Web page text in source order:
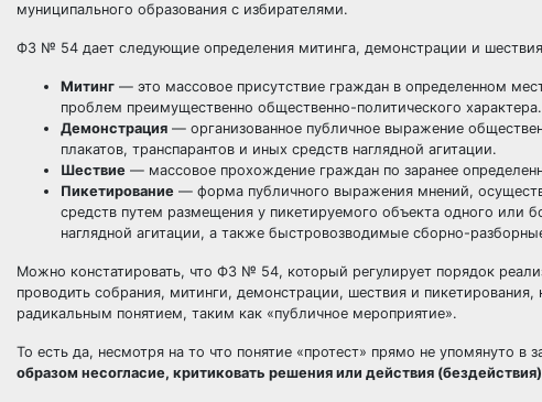
муниципального образования с избирателями.
ФЗ № 54 дает следующие определения митинга, демонстрации и
Митинг — это массовое присутствие граждан в определенном
проблем преимущественно общественно-политического характера.
Демонстрация — организованное публичное выражение
плакатов, транспарантов и иных средств наглядной агитации.
Шествие — массовое прохождение граждан по заранее
Пикетирование — форма публичного выражения мнений,
средств путем размещения у пикетируемого объекта одного или
наглядной агитации, а также быстровозводимые сборно-
Можно констатировать, что ФЗ № 54, который регулирует порядок
проводить собрания, митинги, демонстрации, шествия и пикетирования,
радикальным понятием, таким как «публичное мероприятие».
То есть да, несмотря на то что понятие «протест» прямо не упомянуто в
образом несогласие, критиковать решения или действия (бездействия)